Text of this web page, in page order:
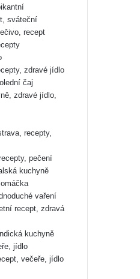
sváteční
recept
zdravé jídlo
čaj
zdravé jídlo,
recepty,
pečení
kuchyně
vaření
recept, zdravá
kuchyně
jídlo
večeře, jídlo